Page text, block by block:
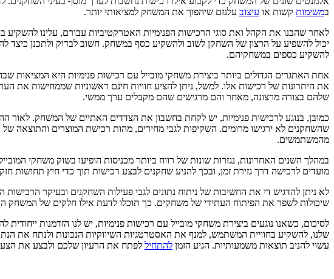
במשימות קשות או עיצוב עלנזם שיהפוך את המשחק למציאותי יותר.
לאחר שהבנו את הקהל ואת סוגי הרכישות הפנימיות האטרקטיביות עבורם, עלינו
יכול להשפיע על הרצון של השחקן לשוב ולהשקיע כסף במשחק. חשוב לבדוק ולתכנן כיצד
להשקיע כספים במשחקיהם.
אחת האתגרים הגדולים ביותר ביצירת משחקי מובייל עם רכישות פנימיות היא המציאות
את היתרונות של רכישות אלו. למשל, ניתן להציע חוויות חינם ראשוניות שממחישות את
שלהם בצורה מרצונה, מאחר והם מרגישים שהם מקבלים ערך ממשי.
כמובן, בנוגע לרכישות פנימיות, יש לקחת בחשבון את הצדדים האתיים של המשחק. לאור
שהשחקנים לא ירגישו מרומים. השקיפות לגבי מחירים, מהות רכישת המוצרים והתוצאה של
מהמשתמשים.
במהלך השנים האחרונות, נגזרות שונות של רווח ביותר מכניסות הופיעו בשוק משחקי
מועדים לרכישה דרך גזירת זמן, ובכך להניע שחקנים לבצע רכישות תוך כדי חיץ תחושות
שיכולות לשפר את הפיתוח העתידי של משחקים. כך תוכלו לדעת אילו חלקים של המשחק
לסיכום, כשאנו נוגעים ביצירת משחקי מובייל עם רכישות פנימיות, יש לנו הזדמנות
שלנו, להשקיע בחוויית המשתמש, למנף את האסטרטגיות השיווקיות הנכונות ולנתח את
עשוי להניב תוצאות משמעותיות. הגיע הזמן להתחיל לפתח את הרעיון שלכם ולבצע את